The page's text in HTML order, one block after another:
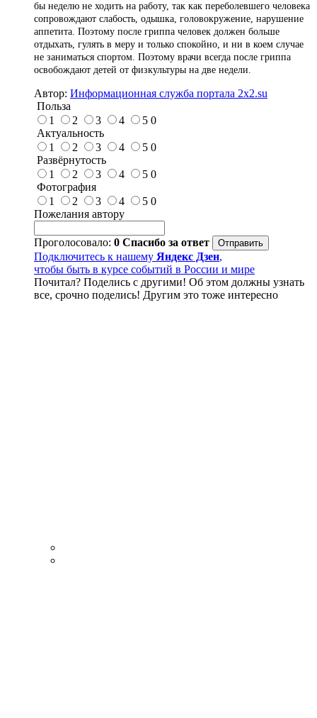
бы неделю не ходить на работу, так как переболевшего человека
сопровождают слабость, одышка, головокружение, нарушение
аппетита. Поэтому после гриппа человек должен больше
отдыхать, гулять в меру и только спокойно, и ни в коем случае
не заниматься спортом. Поэтому врачи всегда после гриппа
освобождают детей от физкультуры на две недели.
Автор: Информационная служба портала 2x2.su
Польза
1
2 3 4 5 0
Актуальность
1
2 3 4 5 0
Развёрнутость
1
2 3 4 5 0
Фотография
1
2 3 4 5 0
Пожелания автору
Проголосовало: 0 Спасибо за ответ
Подключитесь к нашему Яндекс Дзен,
чтобы быть в курсе событий в России и мире
Почитал? Поделись с другими! Об этом должны узнать
все, срочно поделись! Другим это тоже интересно